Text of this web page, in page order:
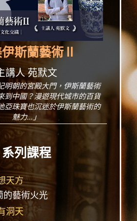
斯蘭藝術Ⅱ
講人 苑默文
明朝的宮殿大門，伊斯蘭藝術
到中國？漫遊現代城市的百貨
亞珠寶也沉迷於伊斯蘭藝術的
魅力...」
系列課程
天方
的藝術火光
洞天